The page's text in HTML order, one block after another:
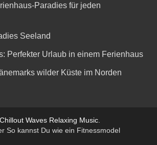
Paradies für jeden
Seeland
Perfekter Urlaub in einem Ferienhaus
wilder Küste im Norden
Chillout Waves Relaxing Music
So kannst Du wie ein Fitnessmodel